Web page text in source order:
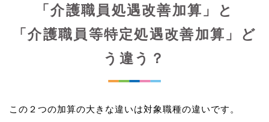
「介護職員処遇改善加算」と
「介護職員等特定処遇改善加算」ど
う違う？
この２つの加算の大きな違いは対象職種の違いです。